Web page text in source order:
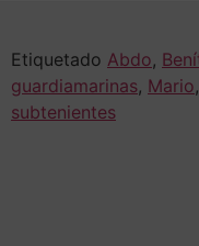
Etiquetado Abdo,
guardiamarinas, Mario,
subtenientes